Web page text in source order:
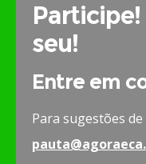
Participe!
seu!
Entre em
Para sugestões